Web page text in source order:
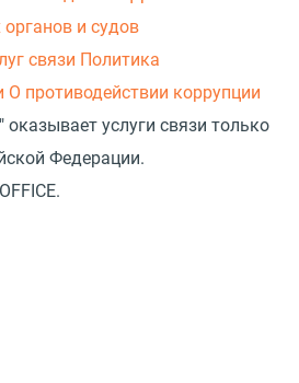
и судов
связи Политика
О противодействии коррупции
услуги связи только
Федерации.